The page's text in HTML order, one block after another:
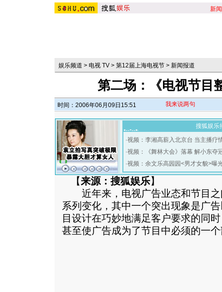
新闻
娱乐频道 > 电视 TV > 第12届上海电视节 > 新闻报道
第二场：《电视节目
时间：2006年06月09日15:51 我来说两句
搜狐娱乐
·视频：李湘高薪入北京台 当主播疗
·视频：《舞林大会》落幕 解小东夺
·视频：余文乐高园园<男才女貌>曝
【来源：搜狐娱乐】
近年来，电视广告业态和节目之
系列变化，其中一个突出现象是广
目设计在巧妙地满足客户要求的同
甚至使广告成为了节目中必须的一